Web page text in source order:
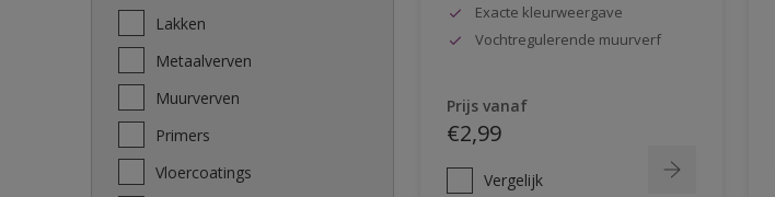
Lakken
Metaalverven
Muurverven
Primers
Vloercoatings
Exacte kleurweergave
Vochtregulerende muurverf
Prijs vanaf
€2,99
Vergelijk